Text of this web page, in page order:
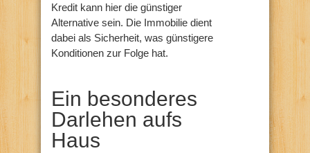
Kredit kann hier die günstiger
Alternative sein. Die Immobilie dient
dabei als Sicherheit, was günstigere
Konditionen zur Folge hat.
Ein besonderes
Darlehen aufs
Haus